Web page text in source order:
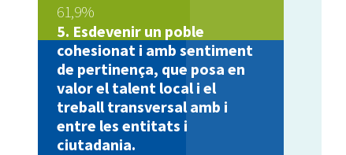
61,9%
Esdevenir un poble
cohesionat i amb sentiment
de pertinença, que posa en
valor el talent local i el
treball transversal amb i
entre les entitats i
ciutadania.